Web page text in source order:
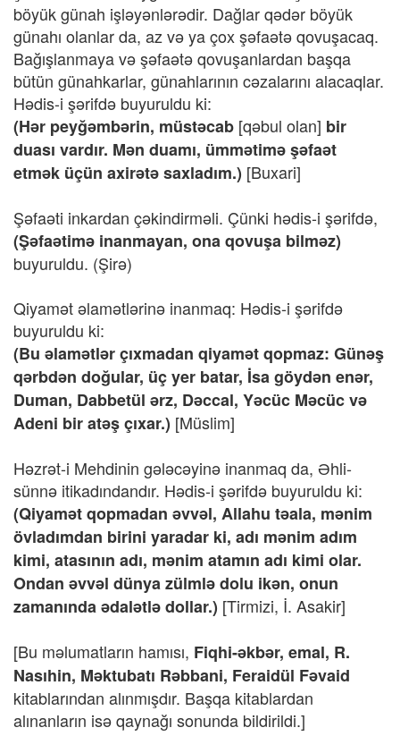
böyük günah işləyənlərədir. Dağlar qədər böyük
günahı olanlar da, az və ya çox şəfaətə qovuşacaq.
Bağışlanmaya və şəfaətə qovuşanlardan başqa
bütün günahkarlar, günahlarının cəzalarını alacaqlar.
Hədis-i şərifdə buyuruldu ki:
(Hər peyğəmbərin, müstəcab [qəbul olan] bir
duası vardır. Mən duamı, ümmətimə şəfaət
etmək üçün axirətə saxladım.) [Buxari]
Şəfaəti inkardan çəkindirməli. Çünki hədis-i şərifdə,
(Şəfaətimə inanmayan, ona qovuşa bilməz)
buyuruldu. (Şirə)
Qiyamət əlamətlərinə inanmaq: Hədis-i şərifdə
buyuruldu ki:
(Bu əlamətlər çıxmadan qiyamət qopmaz: Günəş
qərbdən doğular, üç yer batar, İsa göydən enər,
Duman, Dabbetül ərz, Dəccal, Yəcüc Məcüc və
Adeni bir atəş çıxar.) [Müslim]
Həzrət-i Mehdinin gələcəyinə inanmaq da, Əhli-
sünnə itikadındandır. Hədis-i şərifdə buyuruldu ki:
(Qiyamət qopmadan əvvəl, Allahu təala, mənim
övladımdan birini yaradar ki, adı mənim adım
kimi, atasının adı, mənim atamın adı kimi olar.
Ondan əvvəl dünya zülmlə dolu ikən, onun
zamanında ədalətlə dollar.) [Tirmizi, İ. Asakir]
[Bu məlumatların hamısı, Fiqhi-əkbər, emal, R.
Nasıhin, Məktubatı Rəbbani, Feraidül Fəvaid
kitablarından alınmışdır. Başqa kitablardan
alınanların isə qaynağı sonunda bildirildi.]